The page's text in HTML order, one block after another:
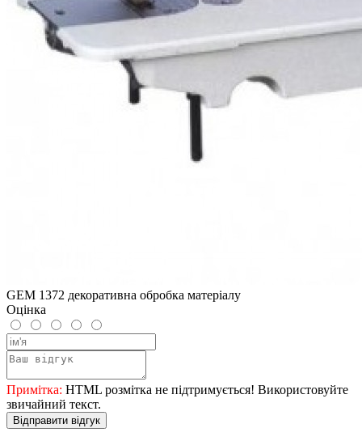
GEM 1372 декоративна обробка матеріалу
Оцінка
Примітка: HTML розмітка не підтримується! Використовуйте
звичайний текст.
Відправити відгук